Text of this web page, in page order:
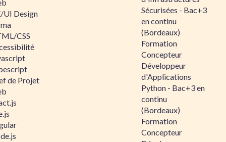
UI Design
CSS
de Projet
Sécurisées - Bac+3
en continu
(Bordeaux)
Formation
Concepteur
Développeur
d'Applications
Python - Bac+3 en
continu
(Bordeaux)
Formation
Concepteur